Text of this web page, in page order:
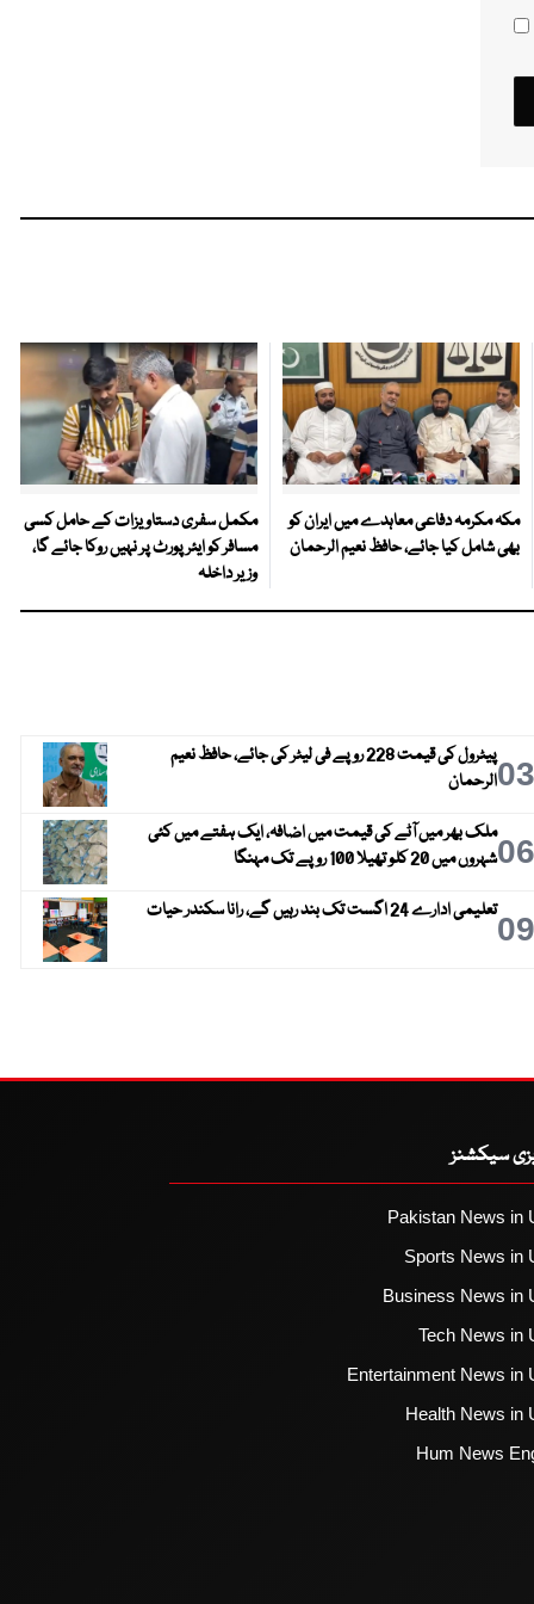
مکہ مکرمہ دفاعی معاہدے میں ایران کو
بھی شامل کیا جائے، حافظ نعیم الرحمان
مکمل سفری دستاویزات کے حامل کسی
مسافر کو ایئرپورٹ پر نہیں روکا جائے گا،
وزیر داخلہ
03
پیٹرول کی قیمت 228 روپے فی لیٹر کی جائے، حافظ نعیم
الرحمان
06ملک بھر میں آٹے کی قیمت میں اضافہ، ایک ہفتے میں کئی
شہروں میں 20 کلو تھیلا 100 روپے تک مہنگا
09تعلیمی ادارے 24 اگست تک بند رہیں گے، رانا سکندر حیات
سیکشنز
Pakistan News in
Sports News in
Business News in
Tech News in
Entertainment News in
Health News in
Hum News